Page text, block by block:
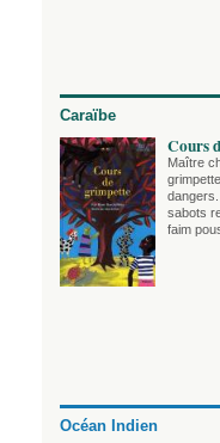
Caraïbe
Cours
Maître
sabots
faim
Océan Indien